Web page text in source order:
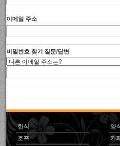
이메일 주소
비밀번호 찾기 질문/답변
한식 양
호프
카페